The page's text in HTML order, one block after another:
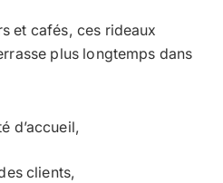
et cafés, ces rideaux
plus longtemps dans
d’accueil,
clients,